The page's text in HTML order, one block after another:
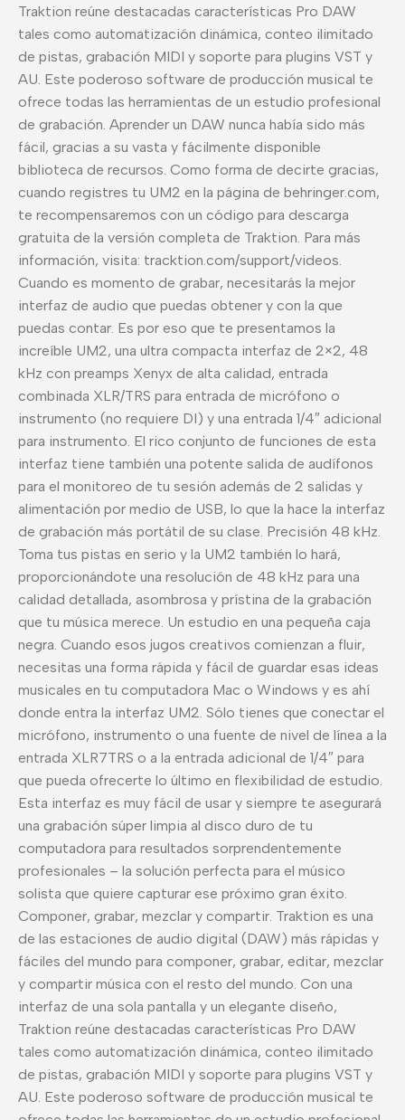
Traktion reúne destacadas características Pro DAW
tales como automatización dinámica, conteo ilimitado
de pistas, grabación MIDI y soporte para plugins VST y
AU. Este poderoso software de producción musical te
ofrece todas las herramientas de un estudio profesional
de grabación. Aprender un DAW nunca había sido más
fácil, gracias a su vasta y fácilmente disponible
biblioteca de recursos. Como forma de decirte gracias,
cuando registres tu UM2 en la página de behringer.com,
te recompensaremos con un código para descarga
gratuita de la versión completa de Traktion. Para más
información, visita: tracktion.com/support/videos.
Cuando es momento de grabar, necesitarás la mejor
interfaz de audio que puedas obtener y con la que
puedas contar. Es por eso que te presentamos la
increíble UM2, una ultra compacta interfaz de 2×2, 48
kHz con preamps Xenyx de alta calidad, entrada
combinada XLR/TRS para entrada de micrófono o
instrumento (no requiere DI) y una entrada 1/4″ adicional
para instrumento. El rico conjunto de funciones de esta
interfaz tiene también una potente salida de audífonos
para el monitoreo de tu sesión además de 2 salidas y
alimentación por medio de USB, lo que la hace la interfaz
de grabación más portátil de su clase. Precisión 48 kHz.
Toma tus pistas en serio y la UM2 también lo hará,
proporcionándote una resolución de 48 kHz para una
calidad detallada, asombrosa y prístina de la grabación
que tu música merece. Un estudio en una pequeña caja
negra. Cuando esos jugos creativos comienzan a fluir,
necesitas una forma rápida y fácil de guardar esas ideas
musicales en tu computadora Mac o Windows y es ahí
donde entra la interfaz UM2. Sólo tienes que conectar el
micrófono, instrumento o una fuente de nivel de línea a la
entrada XLR7TRS o a la entrada adicional de 1/4″ para
que pueda ofrecerte lo último en flexibilidad de estudio.
Esta interfaz es muy fácil de usar y siempre te asegurará
una grabación súper limpia al disco duro de tu
computadora para resultados sorprendentemente
profesionales – la solución perfecta para el músico
solista que quiere capturar ese próximo gran éxito.
Componer, grabar, mezclar y compartir. Traktion es una
de las estaciones de audio digital (DAW) más rápidas y
fáciles del mundo para componer, grabar, editar, mezclar
y compartir música con el resto del mundo. Con una
interfaz de una sola pantalla y un elegante diseño,
Traktion reúne destacadas características Pro DAW
tales como automatización dinámica, conteo ilimitado
de pistas, grabación MIDI y soporte para plugins VST y
AU. Este poderoso software de producción musical te